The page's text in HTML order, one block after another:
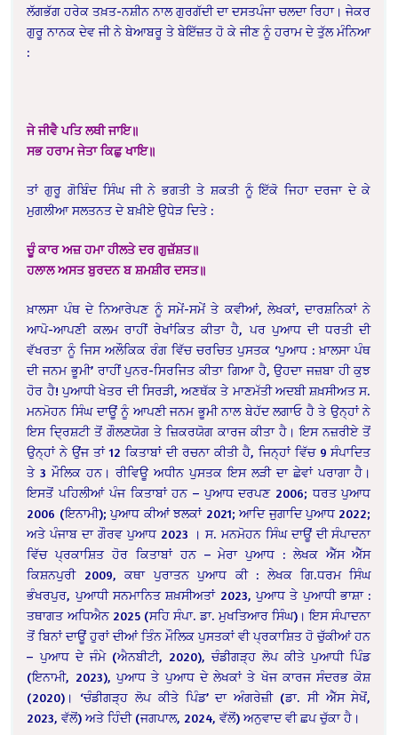
ਲੱਗਭੱਗ ਹਰੇਕ ਤਖ਼ਤ-ਨਸ਼ੀਨ ਨਾਲ ਗੁਰਗੱਦੀ ਦਾ ਦਸਤਪੰਜਾ ਚਲਦਾ ਰਿਹਾ। ਜੇਕਰ
ਗੁਰੂ ਨਾਨਕ ਦੇਵ ਜੀ ਨੇ ਬੇਆਬਰੂ ਤੇ ਬੇਇੱਜ਼ਤ ਹੋ ਕੇ ਜੀਣ ਨੂੰ ਹਰਾਮ ਦੇ ਤੁੱਲ ਮੰਨਿਆ
:
ਜੇ ਜੀਵੈ ਪਤਿ ਲਥੀ ਜਾਇ॥
ਸਭ ਹਰਾਮ ਜੇਤਾ ਕਿਛੁ ਖਾਇ॥
ਤਾਂ ਗੁਰੂ ਗੋਬਿੰਦ ਸਿੰਘ ਜੀ ਨੇ ਭਗਤੀ ਤੇ ਸ਼ਕਤੀ ਨੂੰ ਇੱਕੋ ਜਿਹਾ ਦਰਜਾ ਦੇ ਕੇ
ਮੁਗਲੀਆ ਸਲਤਨਤ ਦੇ ਬਖ਼ੀਏ ਉਧੇੜ ਦਿਤੇ :
ਚੂੰ ਕਾਰ ਅਜ਼ ਹਮਾ ਹੀਲਤੇ ਦਰ ਗੁਜ਼ੱਸ਼ਤ॥
ਹਲਾਲ ਅਸਤ ਬੁਰਦਨ ਬ ਸ਼ਮਸ਼ੀਰ ਦਸਤ॥
ਖ਼ਾਲਸਾ ਪੰਥ ਦੇ ਨਿਆਰੇਪਣ ਨੂੰ ਸਮੇਂ-ਸਮੇਂ ਤੇ ਕਵੀਆਂ, ਲੇਖਕਾਂ, ਦਾਰਸ਼ਨਿਕਾਂ ਨੇ
ਆਪੋ-ਆਪਣੀ ਕਲਮ ਰਾਹੀਂ ਰੇਖਾਂਕਿਤ ਕੀਤਾ ਹੈ, ਪਰ ਪੁਆਧ ਦੀ ਧਰਤੀ ਦੀ
ਵੱਖਰਤਾ ਨੂੰ ਜਿਸ ਅਲੌਕਿਕ ਰੰਗ ਵਿੱਚ ਚਰਚਿਤ ਪੁਸਤਕ ‘ਪੁਆਧ : ਖ਼ਾਲਸਾ ਪੰਥ
ਦੀ ਜਨਮ ਭੂਮੀ’ ਰਾਹੀਂ ਪੁਨਰ-ਸਿਰਜਿਤ ਕੀਤਾ ਗਿਆ ਹੈ, ਉਹਦਾ ਜਜ਼ਬਾ ਹੀ ਕੁਝ
ਹੋਰ ਹੈ! ਪੁਆਧੀ ਖੇਤਰ ਦੀ ਸਿਰੜੀ, ਅਣਥੱਕ ਤੇ ਮਾਣਮੱਤੀ ਅਦਬੀ ਸ਼ਖ਼ਸੀਅਤ ਸ.
ਮਨਮੋਹਨ ਸਿੰਘ ਦਾਊਂ ਨੂੰ ਆਪਣੀ ਜਨਮ ਭੂਮੀ ਨਾਲ ਬੇਹੱਦ ਲਗਾਓ ਹੈ ਤੇ ਉਨ੍ਹਾਂ ਨੇ
ਇਸ ਦ੍ਰਿਸ਼ਟੀ ਤੋਂ ਗੌਲਣਯੋਗ ਤੇ ਜ਼ਿਕਰਯੋਗ ਕਾਰਜ ਕੀਤਾ ਹੈ। ਇਸ ਨਜ਼ਰੀਏ ਤੋਂ
ਉਨ੍ਹਾਂ ਨੇ ਉਂਜ ਤਾਂ 12 ਕਿਤਾਬਾਂ ਦੀ ਰਚਨਾ ਕੀਤੀ ਹੈ, ਜਿਨ੍ਹਾਂ ਵਿੱਚ 9 ਸੰਪਾਦਿਤ
ਤੇ 3 ਮੌਲਿਕ ਹਨ। ਰੀਵਿਊ ਅਧੀਨ ਪੁਸਤਕ ਇਸ ਲੜੀ ਦਾ ਛੇਵਾਂ ਪਰਾਗਾ ਹੈ।
ਇਸਤੋਂ ਪਹਿਲੀਆਂ ਪੰਜ ਕਿਤਾਬਾਂ ਹਨ – ਪੁਆਧ ਦਰਪਣ 2006; ਧਰਤ ਪੁਆਧ
2006 (ਇਨਾਮੀ); ਪੁਆਧ ਕੀਆਂ ਝਲਕਾਂ 2021; ਆਦਿ ਜੁਗਾਦਿ ਪੁਆਧ 2022;
‍ਅਤੇ ਪੰਜਾਬ ਦਾ ਗੌਰਵ ਪੁਆਧ 2023 । ਸ. ਮਨਮੋਹਨ ਸਿੰਘ ਦਾਊਂ ਦੀ ਸੰਪਾਦਨਾ
ਵਿੱਚ ਪ੍ਰਕਾਸ਼ਿਤ ਹੋਰ ਕਿਤਾਬਾਂ ਹਨ – ਮੇਰਾ ਪੁਆਧ : ਲੇਖਕ ਐੱਸ ਐੱਸ
ਕਿਸ਼ਨਪੁਰੀ 2009, ਕਥਾ ਪੁਰਾਤਨ ਪੁਆਧ ਕੀ : ਲੇਖਕ ਗਿ.ਧਰਮ ਸਿੰਘ
ਭੰਖਰਪੁਰ, ਪੁਆਧੀ ਸਨਮਾਨਿਤ ਸ਼ਖ਼ਸੀਅਤਾਂ 2023, ਪੁਆਧ ਤੇ ਪੁਆਧੀ ਭਾਸ਼ਾ :
ਤਥਾਗਤ ਅਧਿਐਨ 2025 (ਸਹਿ ਸੰਪਾ. ਡਾ. ਮੁਖਤਿਆਰ ਸਿੰਘ)। ਇਸ ਸੰਪਾਦਨਾ
ਤੋਂ ਬਿਨਾਂ ਦਾਊਂ ਹੁਰਾਂ ਦੀਆਂ ਤਿੰਨ ਮੌਲਿਕ ਪੁਸਤਕਾਂ ਵੀ ਪ੍ਰਕਾਸ਼ਿਤ ਹੋ ਚੁੱਕੀਆਂ ਹਨ
– ਪੁਆਧ ਦੇ ਜੰਮੇ (ਐਨਬੀਟੀ, 2020), ਚੰਡੀਗੜ੍ਹ ਲੋਪ ਕੀਤੇ ਪੁਆਧੀ ਪਿੰਡ
(ਇਨਾਮੀ, 2023), ਪੁਆਧ ਤੇ ਪੁਆਧ ਦੇ ਲੇਖਕਾਂ ਤੇ ਖੋਜ ਕਾਰਜ ਸੰਦਰਭ ਕੋਸ਼
(2020)। ‘ਚੰਡੀਗੜ੍ਹ ਲੋਪ ਕੀਤੇ ਪਿੰਡ’ ਦਾ ਅੰਗਰੇਜ਼ੀ (ਡਾ. ਸੀ ਐੱਸ ਸੇਖੋਂ,
2023, ਵੱਲੋਂ) ਅਤੇ ਹਿੰਦੀ (ਜਗਪਾਲ, 2024, ਵੱਲੋਂ) ਅਨੁਵਾਦ ਵੀ ਛਪ ਚੁੱਕਾ ਹੈ।